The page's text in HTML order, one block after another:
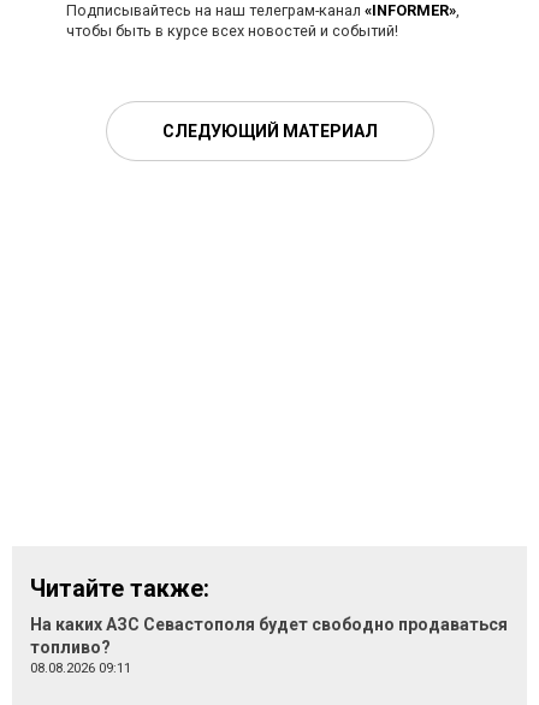
Подписывайтесь на наш телеграм-канал «INFORMER»,
чтобы быть в курсе всех новостей и событий!
СЛЕДУЮЩИЙ МАТЕРИАЛ
Читайте также:
На каких АЗС Севастополя будет свободно продаваться
топливо?
08.08.2026 09:11